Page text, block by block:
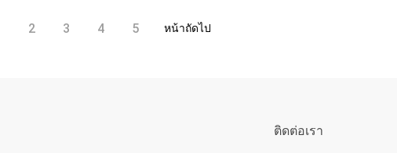
2 3 4 5 หน้าถัดไป
ติดต่อเรา